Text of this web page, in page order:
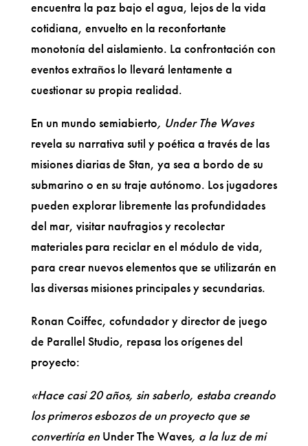
encuentra la paz bajo el agua, lejos de la vida
cotidiana, envuelto en la reconfortante
monotonía del aislamiento. La confrontación con
eventos extraños lo llevará lentamente a
cuestionar su propia realidad.
En un mundo semiabierto, Under The Waves
revela su narrativa sutil y poética a través de las
misiones diarias de Stan, ya sea a bordo de su
submarino o en su traje autónomo. Los jugadores
pueden explorar libremente las profundidades
del mar, visitar naufragios y recolectar
materiales para reciclar en el módulo de vida,
para crear nuevos elementos que se utilizarán en
las diversas misiones principales y secundarias.
Ronan Coiffec, cofundador y director de juego
de Parallel Studio, repasa los orígenes del
proyecto:
«Hace casi 20 años, sin saberlo, estaba creando
los primeros esbozos de un proyecto que se
convertiría en Under The Waves, a la luz de mi